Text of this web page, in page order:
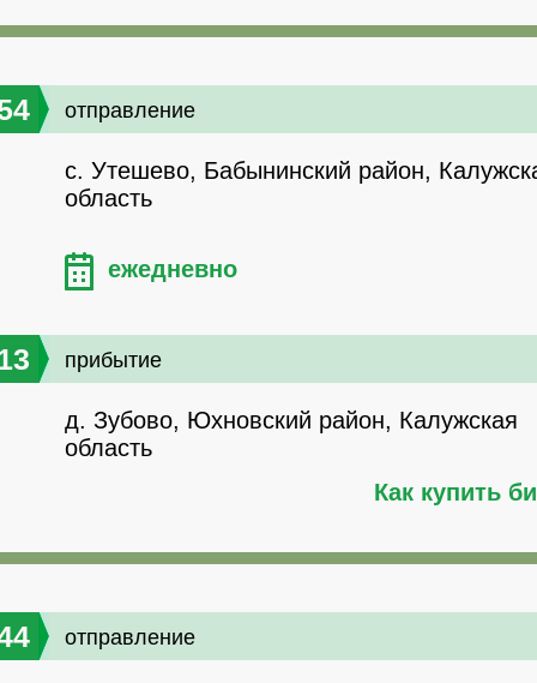
отправление
с. Утешево, Бабынинский район,
область
ежедневно
прибытие
д. Зубово, Юхновский район, Калужская
область
Как купить
отправление